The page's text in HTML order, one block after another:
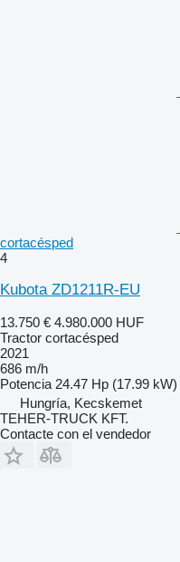
cortacésped
4
Kubota ZD1211R-EU
13.750 € 4.980.000 HUF
Tractor cortacésped
2021
686 m/h
Potencia 24.47 Hp (17.99 kW)
Hungría, Kecskemet
TEHER-TRUCK KFT.
Contacte con el vendedor